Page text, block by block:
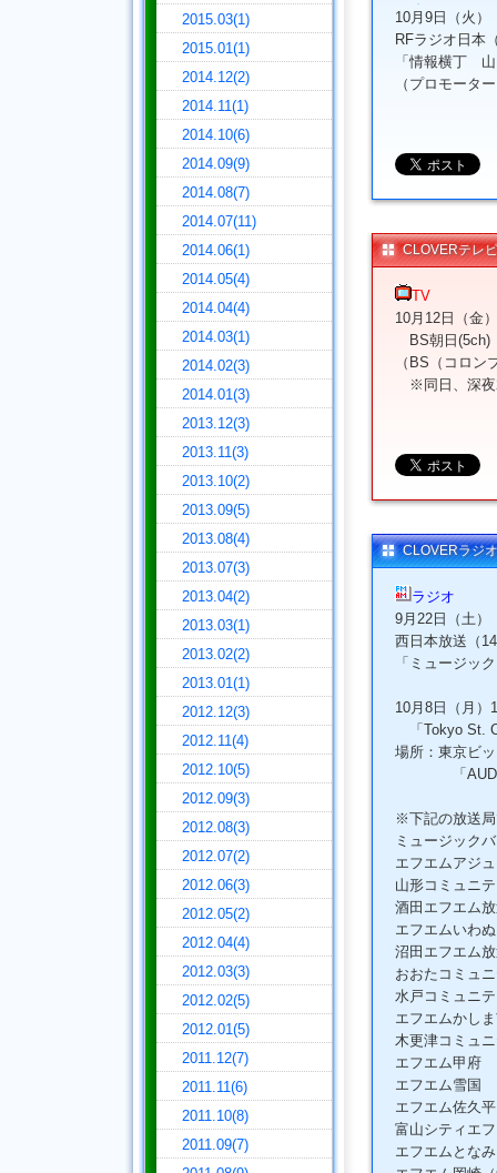
10月9日（火）
RFラジオ日本
「情報横丁
（プロモータ
CLOVERテレ
TV
10月12日（金）
BS朝日(5ch)
（BS（コロ
※同日、深夜
CLOVERラジ
ラジオ
9月22日（土）
西日本放送（
「ミュージッ
10月8日（月
「Tokyo St.
場所：東京ビ
「AUDIO
※下記の放送
ミュージック
エフエムアジ
山形コミュニ
酒田エフエム
エフエムいわ
沼田エフエム
おおたコミュ
水戸コミュニ
エフエムかし
木更津コミュ
エフエム甲府
エフエム雪国
エフエム佐久
富山シティエ
エフエムとなみ
2015.03(1)
2015.01(1)
2014.12(2)
2014.11(1)
2014.10(6)
2014.09(9)
2014.08(7)
2014.07(11)
2014.06(1)
2014.05(4)
2014.04(4)
2014.03(1)
2014.02(3)
2014.01(3)
2013.12(3)
2013.11(3)
2013.10(2)
2013.09(5)
2013.08(4)
2013.07(3)
2013.04(2)
2013.03(1)
2013.02(2)
2013.01(1)
2012.12(3)
2012.11(4)
2012.10(5)
2012.09(3)
2012.08(3)
2012.07(2)
2012.06(3)
2012.05(2)
2012.04(4)
2012.03(3)
2012.02(5)
2012.01(5)
2011.12(7)
2011.11(6)
2011.10(8)
2011.09(7)